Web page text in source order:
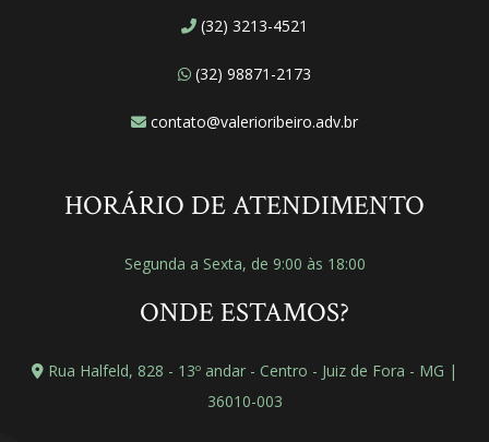
(32) 3213-4521
(32) 98871-2173
contato@valerioribeiro.adv.br
HORÁRIO DE ATENDIMENTO
Segunda a Sexta, de 9:00 às 18:00
ONDE ESTAMOS?
Rua Halfeld, 828 - 13º andar - Centro - Juiz de Fora - MG |
36010-003